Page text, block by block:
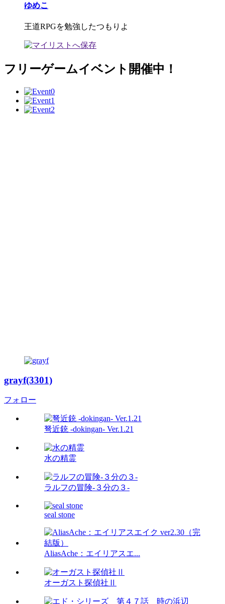
ゆめこ
王道RPGを勉強したつもりよ
フリーゲームイベント開催中！
grayf(3301)
フォロー
弩近銃 -dokingan- Ver.1.21
水の精霊
ラルフの冒険-３分の３-
seal stone
AliasAche：エイリアスエ...
オーガスト探偵社Ⅱ